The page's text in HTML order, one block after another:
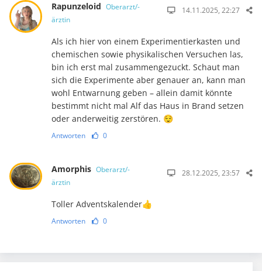
Rapunzeloid Oberarzt/-
ärztin
14.11.2025, 22:27
Als ich hier von einem Experimentierkasten und
chemischen sowie phy­si­kalischen Ver­suchen las,
bin ich erst mal zusammengezuckt. Schaut man
sich die Experimente aber genauer an, kann man
wohl Entwarnung geben – allein damit könnte
bestimmt nicht mal Alf das Haus in Brand setzen
oder anderweitig zerstören. 😌
Antworten 0
Amorphis Oberarzt/-
ärztin
28.12.2025, 23:57
Toller Adventskalender👍
Antworten 0